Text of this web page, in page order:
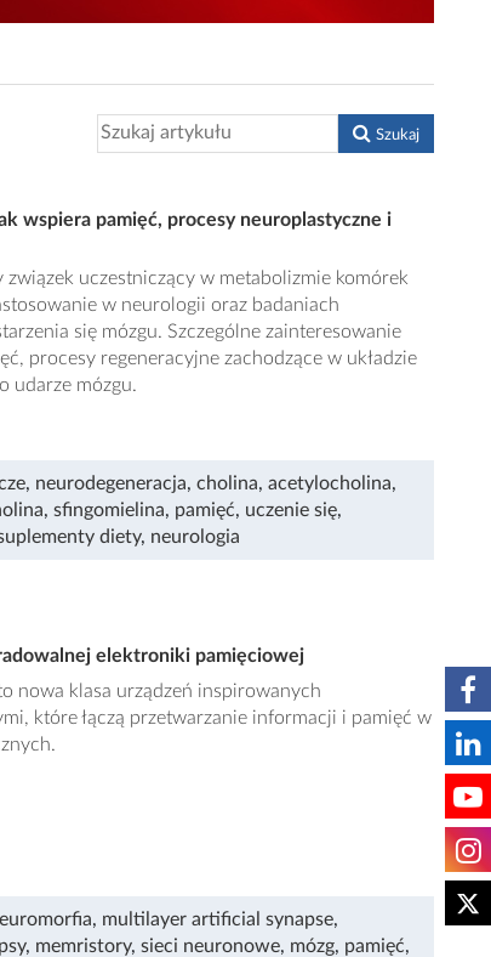
Szukaj
wspiera pamięć, procesy neuroplastyczne i
uczestniczący w metabolizmie komórek
w neurologii oraz badaniach
się mózgu. Szczególne zainteresowanie
procesy regeneracyjne zachodzące w układzie
udarze mózgu.
, neurodegeneracja, cholina, acetylocholina,
, sfingomielina, pamięć, uczenie się,
diety, neurologia
elektroniki pamięciowej
nowa klasa urządzeń inspirowanych
które łączą przetwarzanie informacji i pamięć w
, multilayer artificial synapse,
, memristory, sieci neuronowe, mózg, pamięć,